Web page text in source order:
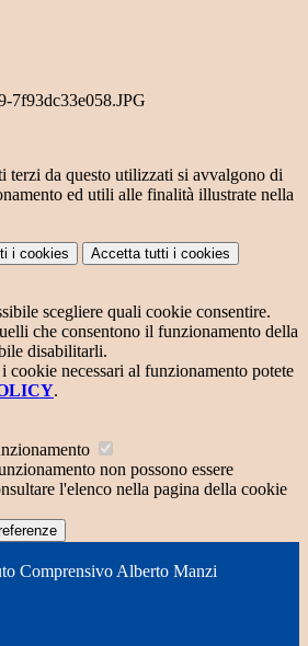
7f93dc33e058.JPG
terzi da questo utilizzati si avvalgono di
ed utili alle finalità illustrate nella
i cookies Accetta tutti i cookies
scegliere quali cookie consentire.
che consentono il funzionamento della
disabilitarli.
cookie necessari al funzionamento potete
.
non possono essere
l'elenco nella pagina della cookie
Comprensivo Alberto Manzi